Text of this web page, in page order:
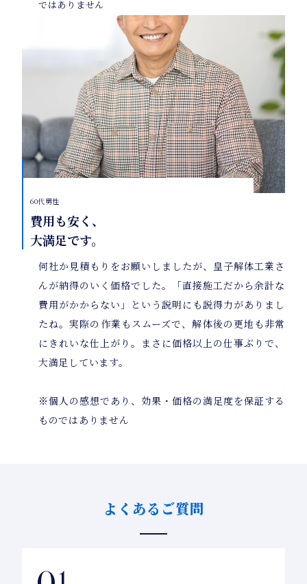
ではありません
60代男性
費用も安く、
大満足です。
何社か見積もりをお願いしましたが、皇子解体工業さ
んが納得のいく価格でした。「直接施工だから余計な
費用がかからない」という説明にも説得力がありまし
たね。実際の作業もスムーズで、解体後の更地も非常
にきれいな仕上がり。まさに価格以上の仕事ぶりで、
大満足しています。
※個人の感想であり、効果・価格の満足度を保証する
ものではありません
よくあるご質問